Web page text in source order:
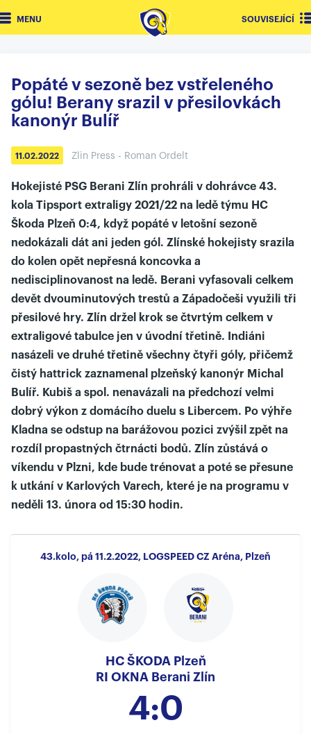
MENU SOUVISEJÍCÍ
Popáté v sezoně bez vstřeleného
gólu! Berany srazil v přesilovkách
kanonýr Bulíř
11.02.2022 Zlin Press - Roman Ordelt
Hokejisté PSG Berani Zlín prohráli v dohrávce 43.
kola Tipsport extraligy 2021/22 na ledě týmu HC
Škoda Plzeň 0:4, když popáté v letošní sezoně
nedokázali dát ani jeden gól. Zlínské hokejisty srazila
do kolen opět nepřesná koncovka a
nedisciplinovanost na ledě. Berani vyfasovali celkem
devět dvouminutových trestů a Západočeši využili tři
přesilové hry. Zlín držel krok se čtvrtým celkem v
extraligové tabulce jen v úvodní třetině. Indiáni
nasázeli ve druhé třetině všechny čtyři góly, přičemž
čistý hattrick zaznamenal plzeňský kanonýr Michal
Bulíř. Kubiš a spol. nenavázali na předchozí velmi
dobrý výkon z domácího duelu s Libercem. Po výhře
Kladna se odstup na barážovou pozici zvýšil zpět na
rozdíl propastných čtrnácti bodů. Zlín zůstává o
víkendu v Plzni, kde bude trénovat a poté se přesune
k utkání v Karlových Varech, které je na programu v
neděli 13. února od 15:30 hodin.
43.kolo, pá 11.2.2022, LOGSPEED CZ Aréna, Plzeň
HC ŠKODA Plzeň
RI OKNA Berani Zlín
4:0